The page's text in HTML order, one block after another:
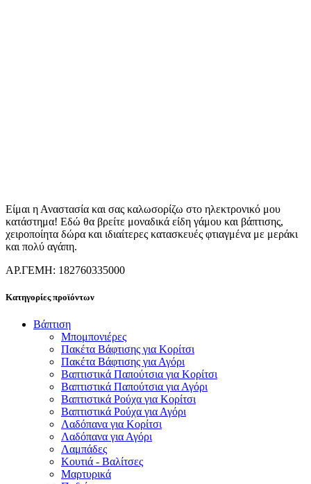
Είμαι η Αναστασία και σας καλωσορίζω στο ηλεκτρονικό μου
κατάστημα! Εδώ θα βρείτε μοναδικά είδη γάμου και βάπτισης,
χειροποίητα δώρα και ιδιαίτερες κατασκευές φτιαγμένα με μεράκι
και πολύ αγάπη.
ΑΡ.ΓΕΜΗ: 182760335000
Κατηγορίες προϊόντων
Βάπτιση
Μπομπονιέρες
Πακέτα Βάφτισης για Κορίτσι
Πακέτα Βάφτισης για Αγόρι
Βαπτιστικά Παπούτσια για Κορίτσι
Βαπτιστικά Παπούτσια για Αγόρι
Βαπτιστικά Ρούχα για Κορίτσι
Βαπτιστικά Ρούχα για Αγόρι
Λαδόπανα για Κορίτσι
Λαδόπανα για Αγόρι
Λαμπάδες
Κουτιά - Βαλίτσες
Μαρτυρικά